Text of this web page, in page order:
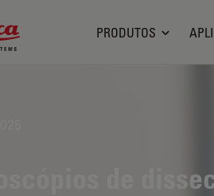
Logo
PRODUTOS
de